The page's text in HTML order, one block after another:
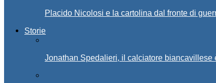
Placido Nicolosi e la cartolina dal fronte di
Storie
Jonathan Spedalieri, il calciatore biancavillese